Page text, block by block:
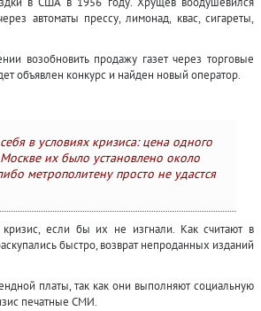
автоматы прессу, лимонад, квас, сигареты,
возобновить продажу газет через торговые
объявлен конкурс и найден новый оператор.
в условиях кризиса: цена одного
Москве их было установлено около
метрополитену просто не удастся
если бы их не изгнали. Как считают в
быстро, возврат непроданных изданий
платы, так как они выполняют социальную
печатные СМИ.